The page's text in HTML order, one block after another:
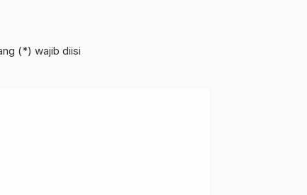
(*) wajib diisi